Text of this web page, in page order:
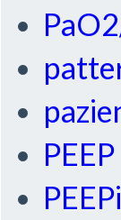
PEEP
PEEPi